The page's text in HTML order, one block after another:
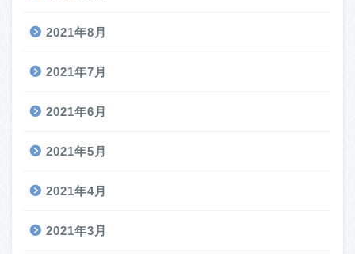
2021年8月
2021年7月
2021年6月
2021年5月
2021年4月
2021年3月